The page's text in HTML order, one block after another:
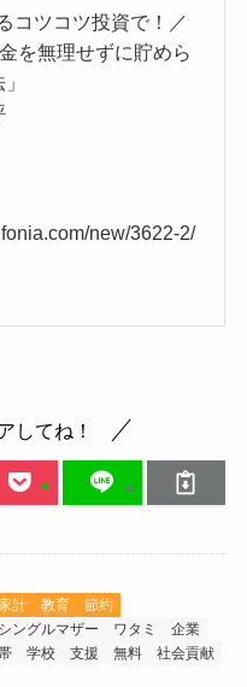
計 教育
節約
シングルマザー ワタミ
企業
学校 支援 無料
社会貢献
してね！
コツコツ投資で！／
を無理せずに貯めら
new/3622-2/